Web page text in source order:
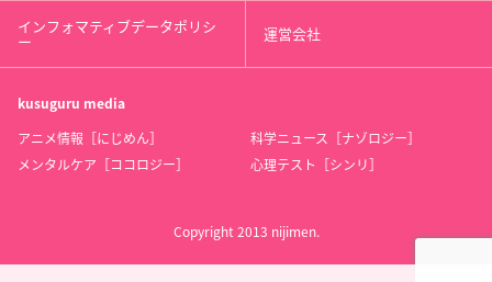
インフォマティブデータポリシ
ー 運営会社
kusuguru media
アニメ情報［にじめん］
科学ニュース［ナゾロジー］
メンタルケア［ココロジー］
心理テスト［シンリ］
Copyright 2013 nijimen.